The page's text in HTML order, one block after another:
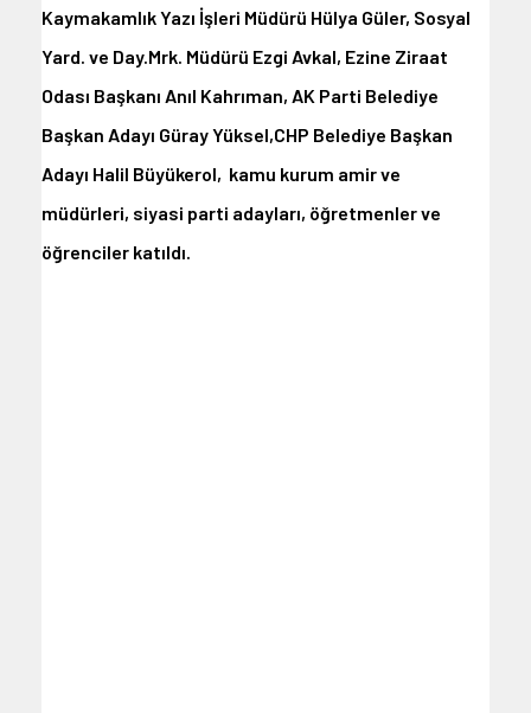
Kaymakamlık Yazı İşleri Müdürü Hülya Güler, Sosyal
Yard. ve Day.Mrk. Müdürü Ezgi Avkal, Ezine Ziraat
Odası Başkanı Anıl Kahrıman, AK Parti Belediye
Başkan Adayı Güray Yüksel,CHP Belediye Başkan
Adayı Halil Büyükerol, kamu kurum amir ve
müdürleri, siyasi parti adayları, öğretmenler ve
öğrenciler katıldı.